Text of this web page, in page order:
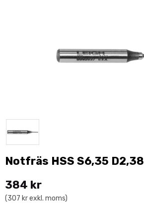
Notfräs HSS S6,35 D2,38
384 kr
(307 kr exkl. moms)